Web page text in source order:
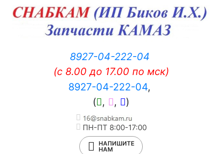
8927-04-222-04
(c 8.00 до 17.00 по мск)
8927-04-222-04,
(
, , )
ПН-ПТ 8:00-17:00
НАПИШИТЕ
НАМ